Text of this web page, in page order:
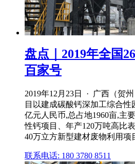
盘点｜2019年全国
百家号
2019年12月23日 · 广西（贺
目以建成碳酸钙深加工综合
亿元人民币,总占地1960亩,主
性钙项目、年产120万吨高比
40万立方新型建材废物利用项
联系电话: 180 3780 8511